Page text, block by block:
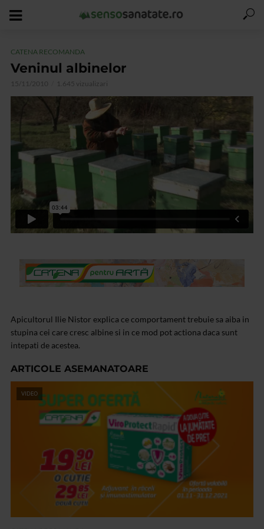
CATENA RECOMANDA
Veninul albinelor
15/11/2010 1.645 vizualizari
Apicultorul Ilie Nistor explica ce comportament trebuie sa aiba in
stupina cei care cresc albine si in ce mod pot actiona daca sunt
intepati de acestea.
ARTICOLE ASEMANATOARE
VIDEO